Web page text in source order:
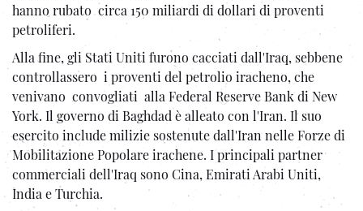
hanno rubato circa 150 miliardi di dollari di proventi
petroliferi.
Alla fine, gli Stati Uniti furono cacciati dall'Iraq, sebbene
controllassero i proventi del petrolio iracheno, che
venivano convogliati alla Federal Reserve Bank di New
York. Il governo di Baghdad è alleato con l'Iran. Il suo
esercito include milizie sostenute dall'Iran nelle Forze di
Mobilitazione Popolare irachene. I principali partner
commerciali dell'Iraq sono Cina, Emirati Arabi Uniti,
India e Turchia.